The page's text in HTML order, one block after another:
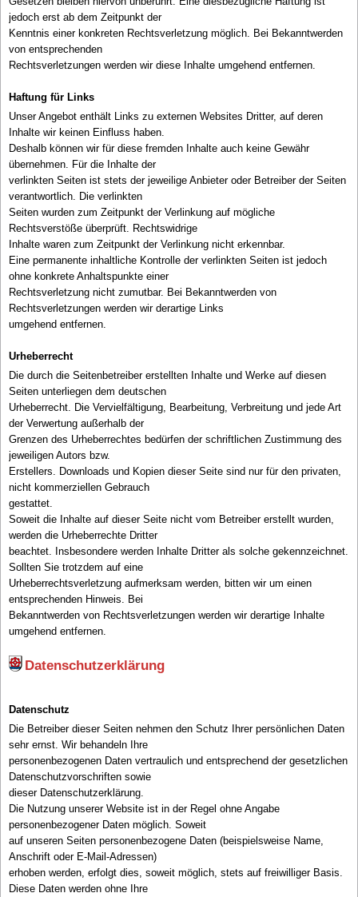
jedoch erst ab dem Zeitpunkt der
Kenntnis einer konkreten Rechtsverletzung möglich. Bei Bekanntwerden
von entsprechenden
Rechtsverletzungen werden wir diese Inhalte umgehend entfernen.
Haftung für Links
Unser Angebot enthält Links zu externen Websites Dritter, auf deren
Inhalte wir keinen Einfluss haben.
Deshalb können wir für diese fremden Inhalte auch keine Gewähr
übernehmen. Für die Inhalte der
verlinkten Seiten ist stets der jeweilige Anbieter oder Betreiber der Seiten
verantwortlich. Die verlinkten
Seiten wurden zum Zeitpunkt der Verlinkung auf mögliche
Rechtsverstöße überprüft. Rechtswidrige
Inhalte waren zum Zeitpunkt der Verlinkung nicht erkennbar.
Eine permanente inhaltliche Kontrolle der verlinkten Seiten ist jedoch
ohne konkrete Anhaltspunkte einer
Rechtsverletzung nicht zumutbar. Bei Bekanntwerden von
Rechtsverletzungen werden wir derartige Links
umgehend entfernen.
Urheberrecht
Die durch die Seitenbetreiber erstellten Inhalte und Werke auf diesen
Seiten unterliegen dem deutschen
Urheberrecht. Die Vervielfältigung, Bearbeitung, Verbreitung und jede Art
der Verwertung außerhalb der
Grenzen des Urheberrechtes bedürfen der schriftlichen Zustimmung des
jeweiligen Autors bzw.
Erstellers. Downloads und Kopien dieser Seite sind nur für den privaten,
nicht kommerziellen Gebrauch
gestattet.
Soweit die Inhalte auf dieser Seite nicht vom Betreiber erstellt wurden,
werden die Urheberrechte Dritter
beachtet. Insbesondere werden Inhalte Dritter als solche gekennzeichnet.
Sollten Sie trotzdem auf eine
Urheberrechtsverletzung aufmerksam werden, bitten wir um einen
entsprechenden Hinweis. Bei
Bekanntwerden von Rechtsverletzungen werden wir derartige Inhalte
umgehend entfernen.
Datenschutzerklärung
Datenschutz
Die Betreiber dieser Seiten nehmen den Schutz Ihrer persönlichen Daten
sehr ernst. Wir behandeln Ihre
personenbezogenen Daten vertraulich und entsprechend der gesetzlichen
Datenschutzvorschriften sowie
dieser Datenschutzerklärung.
Die Nutzung unserer Website ist in der Regel ohne Angabe
personenbezogener Daten möglich. Soweit
auf unseren Seiten personenbezogene Daten (beispielsweise Name,
Anschrift oder E-Mail-Adressen)
erhoben werden, erfolgt dies, soweit möglich, stets auf freiwilliger Basis.
Diese Daten werden ohne Ihre